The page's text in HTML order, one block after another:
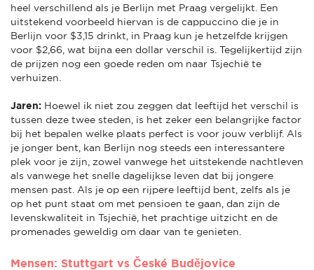
heel verschillend als je Berlijn met Praag vergelijkt. Een
uitstekend voorbeeld hiervan is de cappuccino die je in
Berlijn voor $3,15 drinkt, in Praag kun je hetzelfde krijgen
voor $2,66, wat bijna een dollar verschil is. Tegelijkertijd zijn
de prijzen nog een goede reden om naar Tsjechië te
verhuizen.
Jaren: Hoewel ik niet zou zeggen dat leeftijd het verschil is
tussen deze twee steden, is het zeker een belangrijke factor
bij het bepalen welke plaats perfect is voor jouw verblijf. Als
je jonger bent, kan Berlijn nog steeds een interessantere
plek voor je zijn, zowel vanwege het uitstekende nachtleven
als vanwege het snelle dagelijkse leven dat bij jongere
mensen past. Als je op een rijpere leeftijd bent, zelfs als je
op het punt staat om met pensioen te gaan, dan zijn de
levenskwaliteit in Tsjechië, het prachtige uitzicht en de
promenades geweldig om daar van te genieten.
Mensen: Stuttgart vs České Budějovice